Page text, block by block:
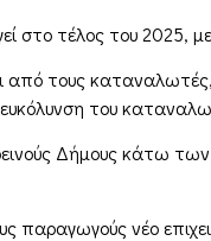
στο τέλος του 2025,
από τους
του
Δήμους κάτω
παραγωγούς νέο